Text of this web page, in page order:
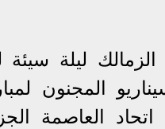
ليلة سيئة
المجنون
اتحاد العاصمة